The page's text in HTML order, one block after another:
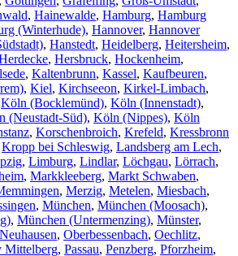
, Hainewalde, Hamburg, Hamburg
(Winterhude), Hannover, Hannover
, Hanstedt, Heidelberg, Heitersheim,
, Hersbruck, Hockenheim,
, Kaltenbrunn, Kassel, Kaufbeuren,
, Kiel, Kirchseeon, Kirkel-Limbach,
Köln (Bocklemünd), Köln (Innenstadt),
(Neustadt-Süd), Köln (Nippes), Köln
, Korschenbroich, Krefeld, Kressbronn
Kropp bei Schleswig, Landsberg am Lech,
, Limburg, Lindlar, Löchgau, Lörrach,
, Markkleeberg, Markt Schwaben,
, Merzig, Metelen, Miesbach,
, München, München (Moosach),
, München (Untermenzing), Münster,
Neuhausen, Oberbessenbach, Oechlitz,
Mittelberg, Passau, Penzberg, Pforzheim,